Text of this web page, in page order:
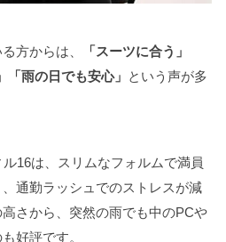
方からは、
「スーツに合う」
「雨の日でも安心」 という声が多
16は、スリムなフォルムで満員
通勤ラッシュでのストレスが減
さから、突然の雨でも中のPCや
好評です。